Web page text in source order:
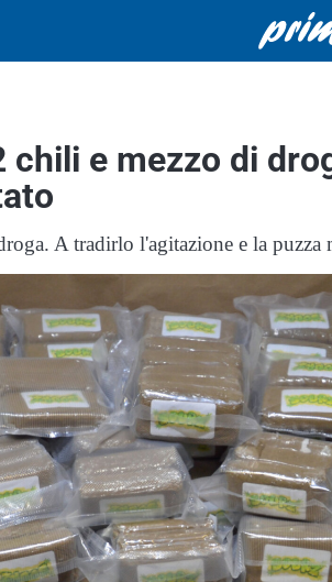
chili e mezzo di
A tradirlo l'agitazione e la